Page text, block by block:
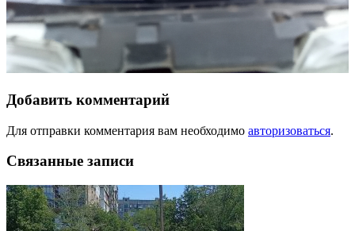
Добавить комментарий
Для отправки комментария вам необходимо авторизоваться.
Связанные записи